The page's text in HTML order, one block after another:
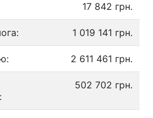
17 842 грн.
1 019 141 грн.
2 611 461 грн.
502 702 грн.